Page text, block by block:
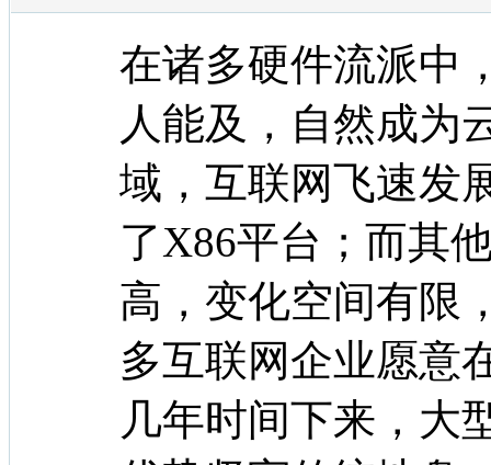
在诸多硬件流派中
人能及，自然成为
域，互联网飞速发
了X86平台；而其
高，变化空间有限
多互联网企业愿意
几年时间下来，大